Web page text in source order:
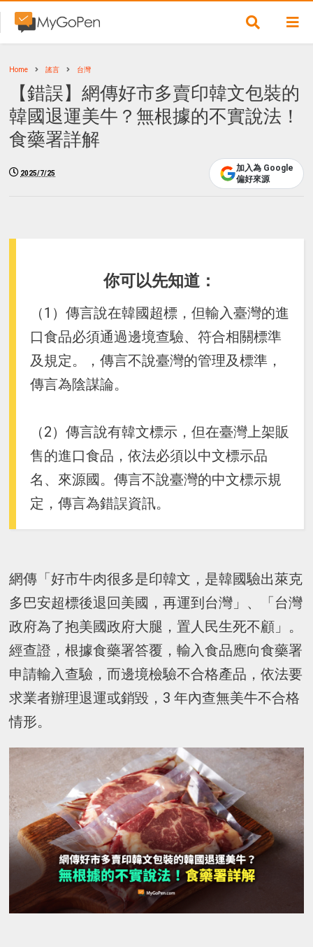
Home 謠言 台灣
【錯誤】網傳好市多賣印韓文包裝的
韓國退運美牛？無根據的不實說法！
食藥署詳解
2025/7/25
加入為 Google
偏好來源
你可以先知道：
（1）傳言說在韓國超標，但輸入臺灣的進
口食品必須通過邊境查驗、符合相關標準
及規定。，傳言不說臺灣的管理及標準，
傳言為陰謀論。
（2）傳言說有韓文標示，但在臺灣上架販
售的進口食品，依法必須以中文標示品
名、來源國。傳言不說臺灣的中文標示規
定，傳言為錯誤資訊。
網傳「好市牛肉很多是印韓文，是韓國驗出萊克
多巴安超標後退回美國，再運到台灣」、「台灣
政府為了抱美國政府大腿，置人民生死不顧」。
經查證，根據食藥署答覆，輸入食品應向食藥署
申請輸入查驗，而邊境檢驗不合格產品，依法要
求業者辦理退運或銷毀，3 年內查無美牛不合格
情形。